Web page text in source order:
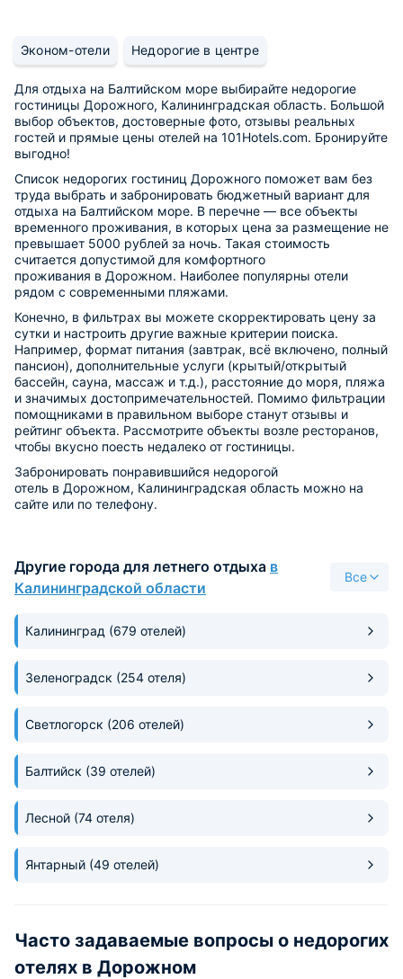
Эконом-отели Недорогие в центре
Для отдыха на Балтийском море выбирайте недорогие
гостиницы Дорожного, Калининградская область. Большой
выбор объектов, достоверные фото, отзывы реальных
гостей и прямые цены отелей на 101Hotels.com. Бронируйте
выгодно!
Список недорогих гостиниц Дорожного поможет вам без
труда выбрать и забронировать бюджетный вариант для
отдыха на Балтийском море. В перечне — все объекты
временного проживания, в которых цена за размещение не
превышает 5000 рублей за ночь. Такая стоимость
считается допустимой для комфортного
проживания в Дорожном. Наиболее популярны отели
рядом с современными пляжами.
Конечно, в фильтрах вы можете скорректировать цену за
сутки и настроить другие важные критерии поиска.
Например, формат питания (завтрак, всё включено, полный
пансион), дополнительные услуги (крытый/открытый
бассейн, сауна, массаж и т.д.), расстояние до моря, пляжа
и значимых достопримечательностей. Помимо фильтрации
помощниками в правильном выборе станут отзывы и
рейтинг объекта. Рассмотрите объекты возле ресторанов,
чтобы вкусно поесть недалеко от гостиницы.
Забронировать понравившийся недорогой
отель в Дорожном, Калининградская область можно на
сайте или по телефону.
Другие города для летнего отдыха в
Калининградской области
Все
Калининград (679 отелей)
Зеленоградск (254 отеля)
Светлогорск (206 отелей)
Балтийск (39 отелей)
Лесной (74 отеля)
Янтарный (49 отелей)
Часто задаваемые вопросы о недорогих
отелях в Дорожном